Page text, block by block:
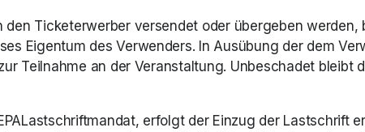
Ticketerwerber versendet oder übergeben werden,
Eigentum des Verwenders. In Ausübung der dem
Teilnahme an der Veranstaltung. Unbeschadet bleibt
erfolgt der Einzug der Lastschrift